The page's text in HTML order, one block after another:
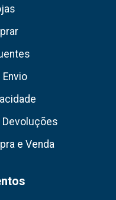
Envio
Devoluções
e Venda